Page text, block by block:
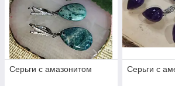
Серьги с амазонитом Серьги с